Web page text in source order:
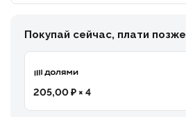
Покупай сейчас, плати позже
205,00 ₽ × 4